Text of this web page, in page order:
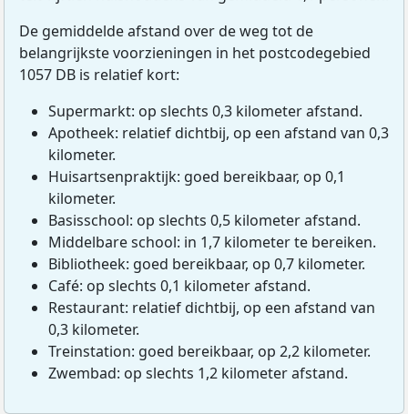
De gemiddelde afstand over de weg tot de
belangrijkste voorzieningen in het postcodegebied
1057 DB is relatief kort:
Supermarkt: op slechts 0,3 kilometer afstand.
Apotheek: relatief dichtbij, op een afstand van 0,3
kilometer.
Huisartsenpraktijk: goed bereikbaar, op 0,1
kilometer.
Basisschool: op slechts 0,5 kilometer afstand.
Middelbare school: in 1,7 kilometer te bereiken.
Bibliotheek: goed bereikbaar, op 0,7 kilometer.
Café: op slechts 0,1 kilometer afstand.
Restaurant: relatief dichtbij, op een afstand van
0,3 kilometer.
Treinstation: goed bereikbaar, op 2,2 kilometer.
Zwembad: op slechts 1,2 kilometer afstand.